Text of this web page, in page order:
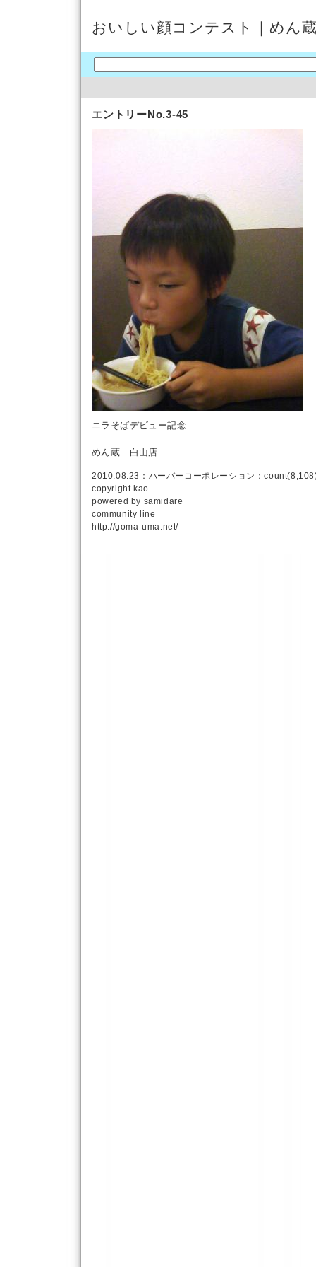
おいしい顔コンテスト｜めん
エントリーNo.3-45
ニラそばデビュー記念
めん蔵 白山店
2010.08.23： ハーバーコーポレーション ：
copyright kao
powered by samidare
community line
http://goma-uma.net/